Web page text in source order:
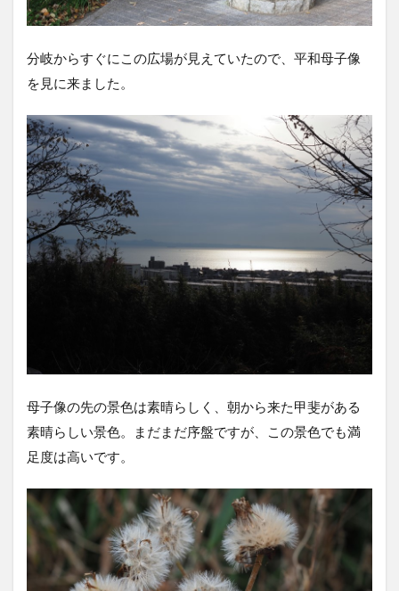
分岐からすぐにこの広場が見えていたので、平和母子像
を見に来ました。
母子像の先の景色は素晴らしく、朝から来た甲斐がある
素晴らしい景色。まだまだ序盤ですが、この景色でも満
足度は高いです。